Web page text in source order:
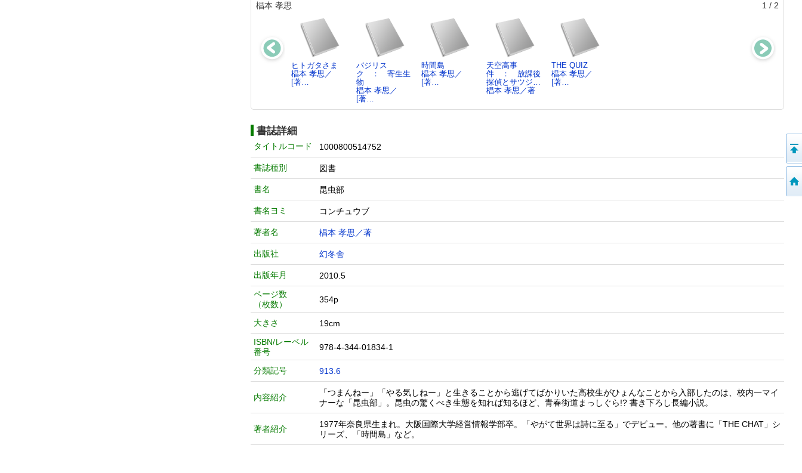
椙本 孝思
1 / 2
ヒトガタさま
椙本 孝思／
[著…
バジリス
ク ： 寄生生
物
椙本 孝思／
[著…
時間島
椙本 孝思／
[著…
天空高事
件 ： 放課後
探偵とサツジ…
椙本 孝思／著
THE QUIZ
椙本 孝思／
[著…
書誌詳細
タイトルコード 1000800514752
書誌種別 図書
書名 昆虫部
書名ヨミ コンチュウブ
著者名 椙本 孝思／著
出版社 幻冬舎
出版年月
2010.5
ページ数
（枚数）
354p
大きさ
19cm
ISBN/レーベル
番号
978-4-344-01834-1
分類記号 913.6
内容紹介
「つまんねー」「やる気しねー」と生きることから逃げてばかりいた高校生がひょんなことから入部したのは、校内一マイ
ナーな「昆虫部」。昆虫の驚くべき生態を知れば知るほど、青春街道まっしぐら!? 書き下ろし長編小説。
著者紹介
1977年奈良県生まれ。大阪国際大学経営情報学部卒。「やがて世界は詩に至る」でデビュー。他の著書に「THE CHAT」シ
リーズ、「時間島」など。